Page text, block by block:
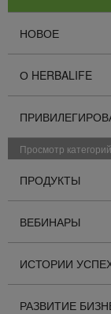
НОВОЕ
О HERBALIFE
Просмотр категорий
ПРОДУКТЫ
ВЕБИНАРЫ
ИСТОРИИ
РАЗВИТИЕ